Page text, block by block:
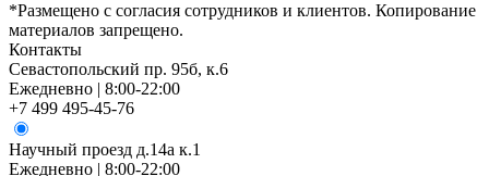
*Размещено с согласия сотрудников и клиентов. Копирование
материалов запрещено.
Контакты
Севастопольский пр. 95б, к.6
Ежедневно | 8:00-22:00
+7 499 495-45-76
Научный проезд д.14а к.1
Ежедневно | 8:00-22:00